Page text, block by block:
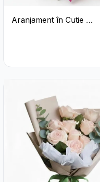
Aranjament în Cutie cu